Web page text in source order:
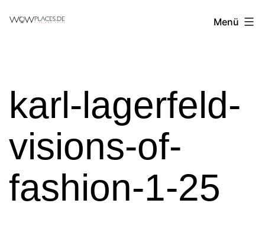
Reiseblog
Menü
karl-lagerfeld-
visions-of-
fashion-1-25